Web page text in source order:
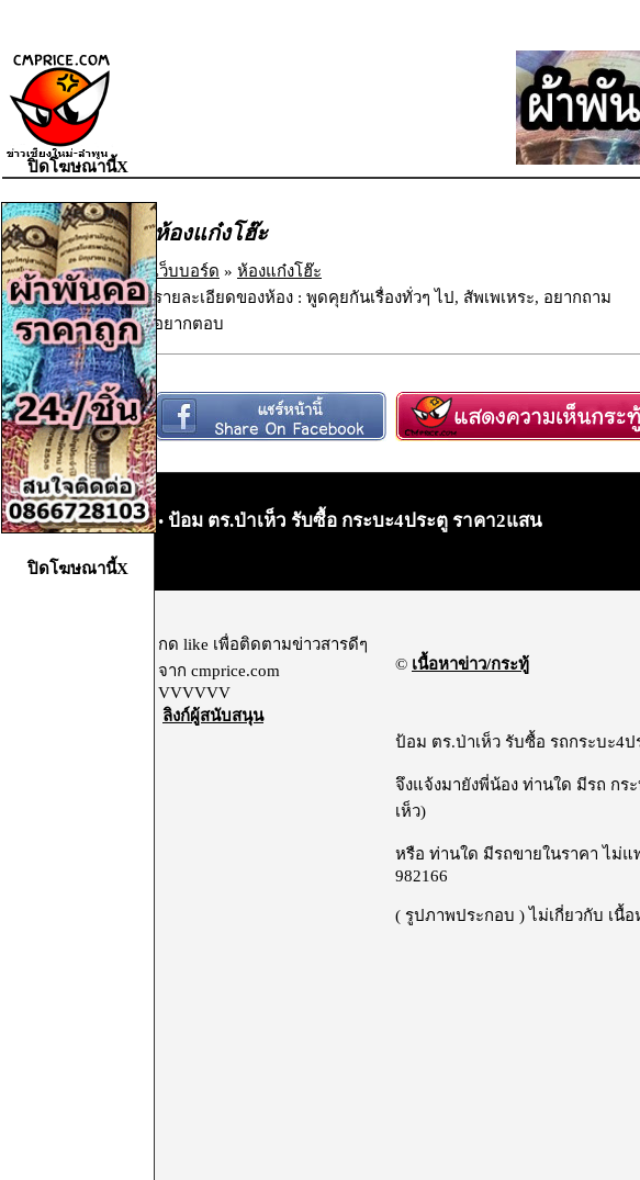
ห้องแก๋งโฮ๊ะ
เว็บบอร์ด » ห้องแก๋งโฮ๊ะ
รายละเอียดของห้อง : พูดคุยกันเรื่องทั่วๆ ไป, สัพเพเหระ, อยากถาม
อยากตอบ
• ป้อม ตร.ป่าเห็ว รับซื้อ กระบะ4ประตู ราคา2แสน
กด like เพื่อติดตามข่าวสารดีๆ
จาก cmprice.com
VVVVVV
ลิงก์ผู้สนับสนุน
© เนื้อหาข่าว/กระทู้
ป้อม ตร.ป่าเห็ว รับซื้อ รถกระบะ4
จึงแจ้งมายังพี่น้อง ท่านใด มีรถ กร
เห็ว)
หรือ ท่านใด มีรถขายในราคา ไม่แ
982166
( รูปภาพประกอบ ) ไม่เกี่ยวกับ เนื้อ
ปิดโฆษณานี้X
ปิดโฆษณานี้X